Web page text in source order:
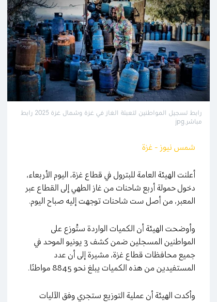
رابط تسجيل المواطنين لتعبئة الغاز في غزة وشمال غزة 2025 رابط
مباشر.jpg
شمس نيوز - غزة
أعلنت الهيئة العامة للبترول في قطاع غزة، اليوم الأربعاء،
دخول حمولة أربع شاحنات من غاز الطهي إلى القطاع عبر
المعبر، من أصل ست شاحنات توجهت إليه صباح اليوم.
وأوضحت الهيئة أن الكميات الواردة ستُوزع على
المواطنين المسجلين ضمن كشف 3 يونيو الموحد في
جميع محافظات قطاع غزة، مشيرة إلى أن عدد
المستفيدين من هذه الكميات يبلغ نحو 8845 مواطنًا.
وأكدت الهيئة أن عملية التوزيع ستجري وفق الآليات